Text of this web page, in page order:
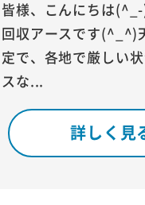
皆様、こんにちは
回収アースです(^_^)
定で、各地で厳しい
スな...
詳しく見